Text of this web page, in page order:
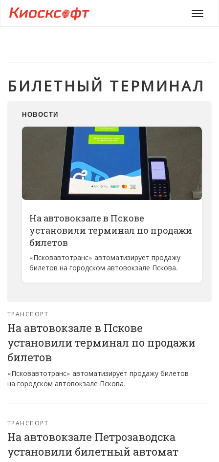
Меню
БИЛЕТНЫЙ ТЕРМИНАЛ
НОВОСТИ
На автовокзале в Пскове
установили терминал по продажи
билетов
«Псковавтотранс» автоматизирует продажу
билетов на городском автовокзале Пскова.
ТРАНСПОРТ
На автовокзале в Пскове
установили терминал по продажи
билетов
«Псковавтотранс» автоматизирует продажу билетов
на городском автовокзале Пскова.
ТРАНСПОРТ
На автовокзале Петрозаводска
установили билетный автомат